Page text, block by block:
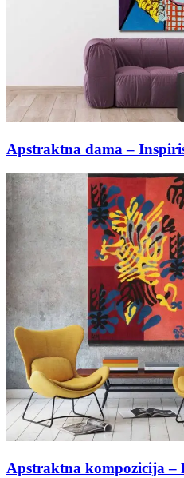
Apstraktna dama –
Apstraktna kompozicija –